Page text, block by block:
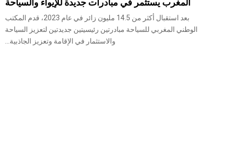
بعد استقبال أكثر من 14.5 مليون زائر في عام 2023، قدم المكتب
الوطني المغربي للسياحة مبادرتين رئيسيتين جديدتين لتعزيز السياحة
والاستثمار في الإقامة وتعزيز الجاذبية...